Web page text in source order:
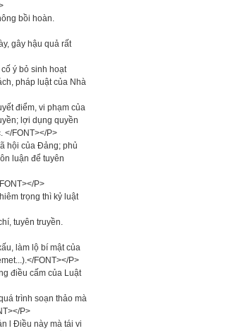
bồi hoàn.
gây hậu quả rất
ý bỏ sinh hoạt
pháp luật của Nhà
điểm, vi phạm của
lợi dụng quyền
</FONT></P>
hội của Đảng; phủ
luận để tuyên
P>
trọng thì kỷ luật
tuyên truyền.
làm lộ bí mật của
FONT></P>
điều cấm của Luật
trình soạn thảo mà
P>
l Điều này mà tái vi